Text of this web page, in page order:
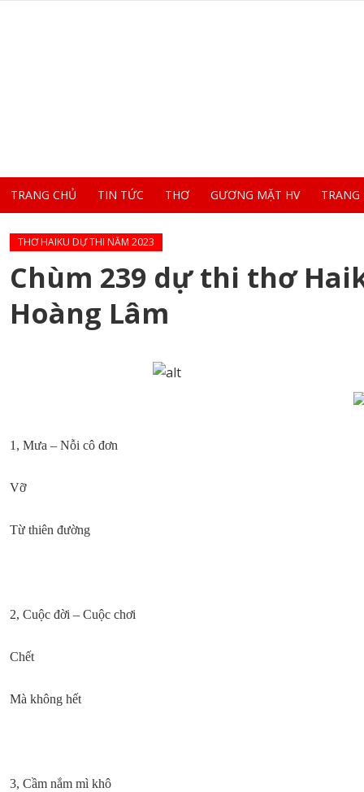
TRANG CHỦ TIN TỨC THƠ GƯƠNG MẶT HV
THƠ HAIKU DỰ THI NĂM 2023
Chùm 239 dự thi thơ
Hoàng Lâm
1, Mưa – Nỗi cô đơn
Vỡ
Từ thiên đường
2, Cuộc đời – Cuộc chơi
Chết
Mà không hết
3, Cầm nắm mì khô